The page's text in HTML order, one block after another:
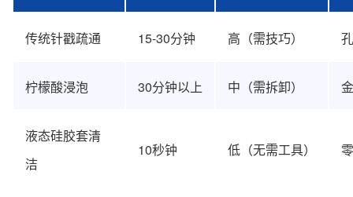
传统针戳疏通 15-30分钟 高（需技巧）
柠檬酸浸泡 30分钟以上 中（需拆卸）
液态硅胶套清
洁
10秒钟 低（无需工具）